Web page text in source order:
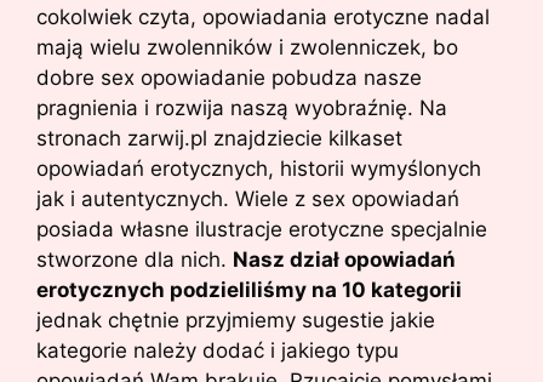
cokolwiek czyta, opowiadania erotyczne nadal
mają wielu zwolenników i zwolenniczek, bo
dobre sex opowiadanie pobudza nasze
pragnienia i rozwija naszą wyobraźnię. Na
stronach zarwij.pl znajdziecie kilkaset
opowiadań erotycznych, historii wymyślonych
jak i autentycznych. Wiele z sex opowiadań
posiada własne ilustracje erotyczne specjalnie
stworzone dla nich. Nasz dział opowiadań
erotycznych podzieliliśmy na 10 kategorii
jednak chętnie przyjmiemy sugestie jakie
kategorie należy dodać i jakiego typu